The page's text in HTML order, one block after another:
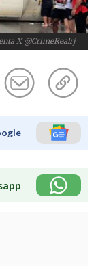
X @CrimeRealrj